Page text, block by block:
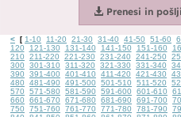
< [ 1-10 11-20 21-30 31-40 41-50 51-60
120
121-130 131-140 141-150 151-160
210
211-220 221-230 231-240 241-250
300
301-310 311-320 321-330 331-340
390
391-400 401-410 411-420 421-430
480
481-490 491-500 501-510 511-520
570
571-580 581-590 591-600 601-610
660
661-670 671-680 681-690 691-700
750
751-760 761-770 771-780 781-790